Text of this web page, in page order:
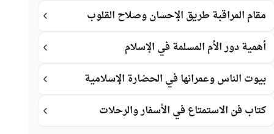
مقام المراقبة طريق الإحسان وصلاح القلوب
أهمية دور الأم المسلمة في الإسلام
بيوت الناس وعمرانها في الحضارة الإسلامية
كتاب فن الاستمتاع في الأسفار والرحلات